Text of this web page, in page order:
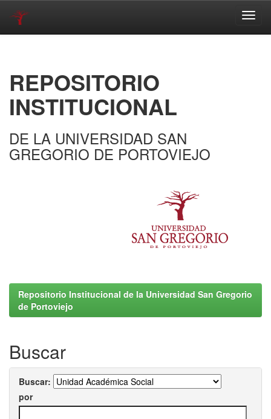
REPOSITORIO
INSTITUCIONAL
DE LA UNIVERSIDAD SAN
GREGORIO DE PORTOVIEJO
Repositorio Institucional de la Universidad San Gregorio
de Portoviejo
Buscar
Buscar:
por